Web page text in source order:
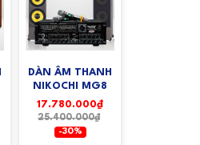
DÀN ÂM THANH
NIKOCHI MG8
17.780.000₫
25.400.000₫
-30%